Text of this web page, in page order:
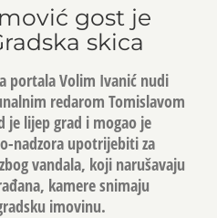
gost je
skica
portala Volim Ivanić nudi
redarom Tomislavom
je lijep grad i mogao je
nadzora upotrijebiti za
vandala, koji narušavaju
kamere snimaju
imovinu.